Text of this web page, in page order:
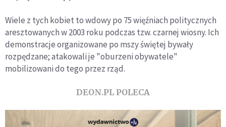
Wiele z tych kobiet to wdowy po 75 więźniach politycznych
aresztowanych w 2003 roku podczas tzw. czarnej wiosny. Ich
demonstracje organizowane po mszy świętej bywały
rozpędzane; atakowali je "oburzeni obywatele"
mobilizowani do tego przez rząd.
DEON.PL POLECA